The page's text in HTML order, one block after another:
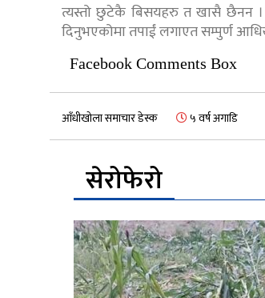
त्यस्तो छुटेकै बिसयहरु त खासै छैनन ।
दिनुभएकोमा तपाईं लगाएत सम्पुर्ण
Facebook Comments Box
आँधीखोला समाचार डेस्क ५ वर्ष अगाडि
सेरोफेरो